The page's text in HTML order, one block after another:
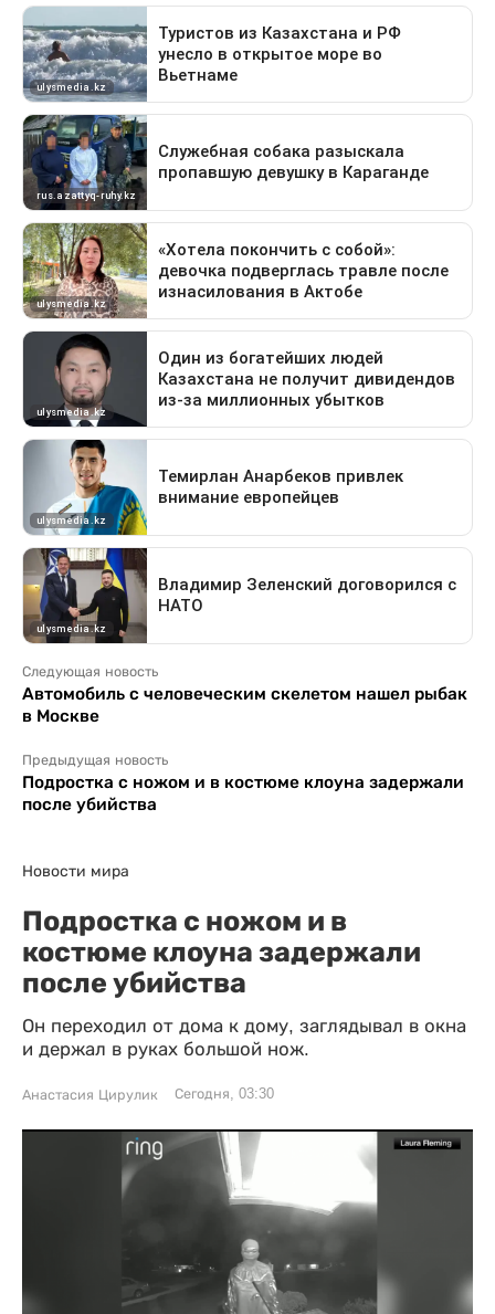
Следующая новость
Автомобиль с человеческим скелетом нашел рыбак
в Москве
Предыдущая новость
Подростка с ножом и в костюме клоуна задержали
после убийства
Новости мира
Подростка с ножом и в
костюме клоуна задержали
после убийства
Он переходил от дома к дому, заглядывал в окна
и держал в руках большой нож.
Анастасия Цирулик Сегодня, 03:30